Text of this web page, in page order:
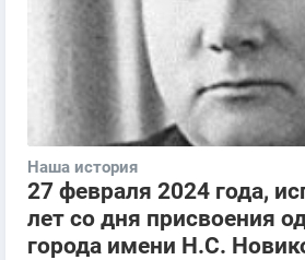
Наша история
27 февраля 2024 года,
лет со дня присвоения
города имени Н.С.